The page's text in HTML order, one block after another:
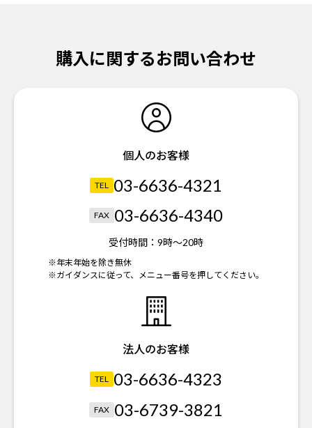
購入に関するお問い合わせ
個人のお客様
TEL 03-6636-4321
FAX 03-6636-4340
受付時間： 9時～20時
※年末年始を除き無休
※ガイダンスに従って、メニュー番号を押してください。
法人のお客様
TEL 03-6636-4323
FAX 03-6739-3821